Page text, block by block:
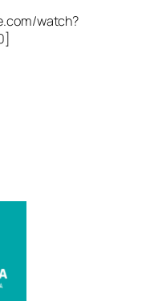
watch?